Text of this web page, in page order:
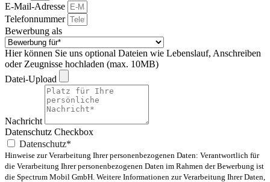
E-Mail-Adresse
Telefonnummer
Bewerbung als
Hier können Sie uns optional Dateien wie Lebenslauf, Anschreiben
oder Zeugnisse hochladen (max. 10MB)
Datei-Upload
Nachricht
Datenschutz Checkbox
Datenschutz*
Hinweise zur Verarbeitung Ihrer personenbezogenen Daten: Verantwortlich für
die Verarbeitung Ihrer personenbezogenen Daten im Rahmen der Bewerbung ist
die Spectrum Mobil GmbH. Weitere Informationen zur Verarbeitung Ihrer Daten,